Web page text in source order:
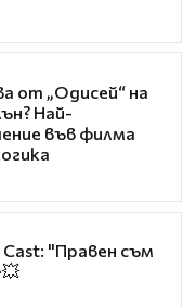
от „Одисей“ на
Най-
във филма
Cast: "Правен съм